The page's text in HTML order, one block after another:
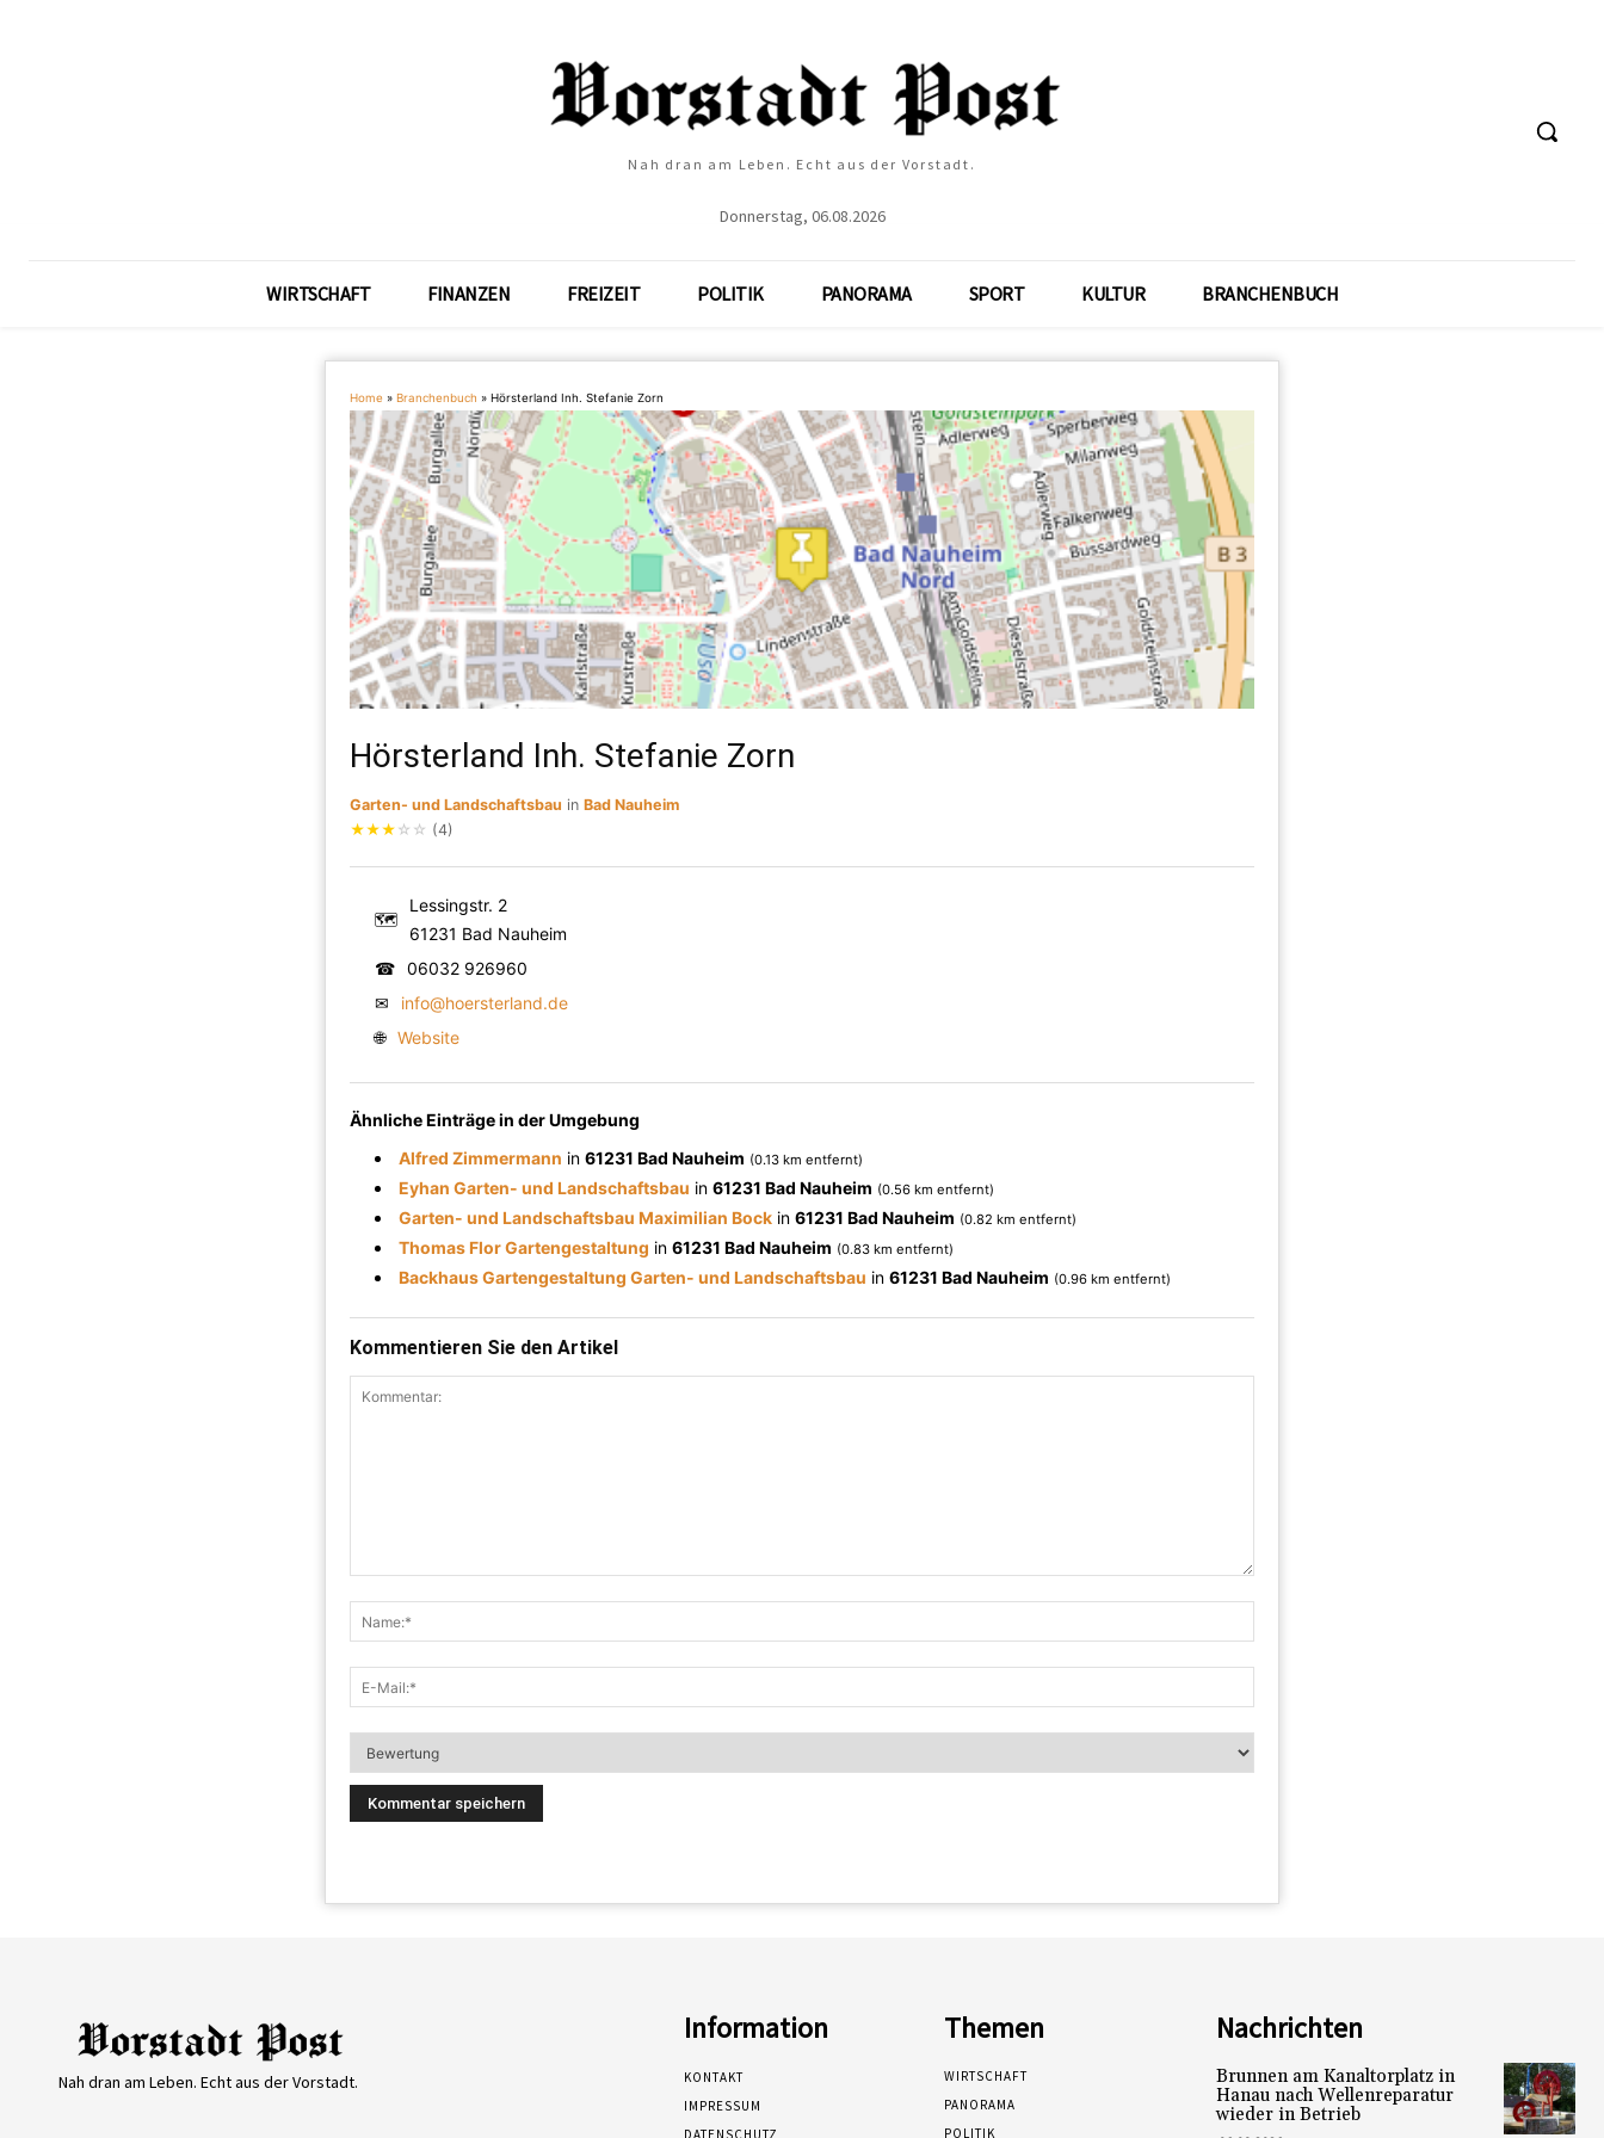
Nah dran am Leben. Echt aus der Vorstadt.
Donnerstag, 06.08.2026
WIRTSCHAFT FINANZEN FREIZEIT POLITIK PANORAMA SPORT KULTUR BRANCHENBUCH
Home » Branchenbuch » Hörsterland Inh. Stefanie Zorn
Hörsterland Inh. Stefanie Zorn
Garten- und Landschaftsbau in Bad Nauheim
★★★ ☆ ☆ (4)
🗺
Lessingstr. 2
61231 Bad Nauheim
☎ 06032 926960
✉
info@hoersterland.de
🌐 Website
Ähnliche Einträge in der Umgebung
Alfred Zimmermann in 61231 Bad Nauheim (0.13 km entfernt)
Eyhan Garten- und Landschaftsbau in 61231 Bad Nauheim (0.56 km entfernt)
Garten- und Landschaftsbau Maximilian Bock in 61231 Bad Nauheim (0.82 km entfernt)
Thomas Flor Gartengestaltung in 61231 Bad Nauheim (0.83 km entfernt)
Backhaus Gartengestaltung Garten- und Landschaftsbau in 61231 Bad Nauheim (0.96 km entfernt)
Kommentieren Sie den Artikel
Nah dran am Leben. Echt aus der Vorstadt.
Information
KONTAKT
IMPRESSUM
DATENSCHUTZ
Themen
WIRTSCHAFT
PANORAMA
POLITIK
Nachrichten
Brunnen am Kanaltorplatz in
Hanau nach Wellenreparatur
wieder in Betrieb